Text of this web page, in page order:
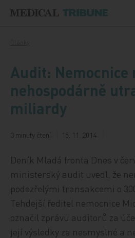
Audit: Nemocnice
nehospodárně
miliardy
3 minuty čtení 15. 11. 2014
Deník Mladá fronta Dnes v
ministerský audit uvedl, že
podezřelými transakcemi o
Tehdejší ředitel nemocnice
označil zprávu auditorů za
její výsledky za nesmyslné a